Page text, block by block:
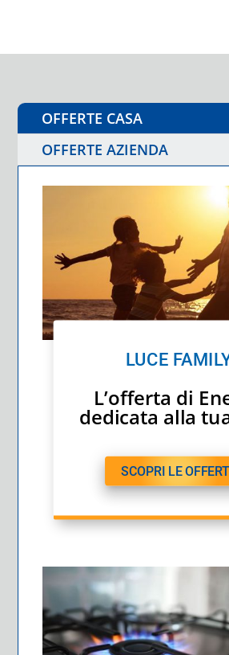
OFFERTE CASA
OFFERTE AZIENDA
LUCE
L’offerta di
dedicata alla
SCOPRI LE